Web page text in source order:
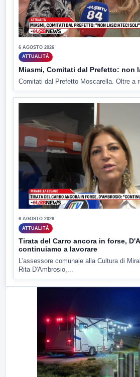
6 AGOSTO 2026
ATTUALITÀ
Miasmi, Comitati dal Prefetto: non
Comitati dal Prefetto Moscarella. Oltre a
6 AGOSTO 2026
ATTUALITÀ
Tirata del Carro ancora in forse,
continuiamo a lavorare
L'assessore comunale alla Cultura di
Rita D'Ambrosio,...